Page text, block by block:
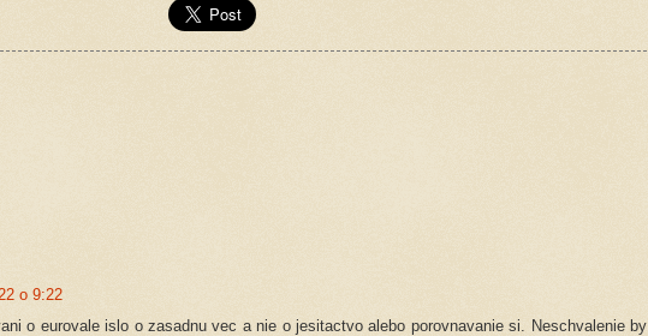
o 9:22
o eurovale islo o zasadnu vec a nie o jesitactvo alebo porovnavanie si. Neschvalenie by